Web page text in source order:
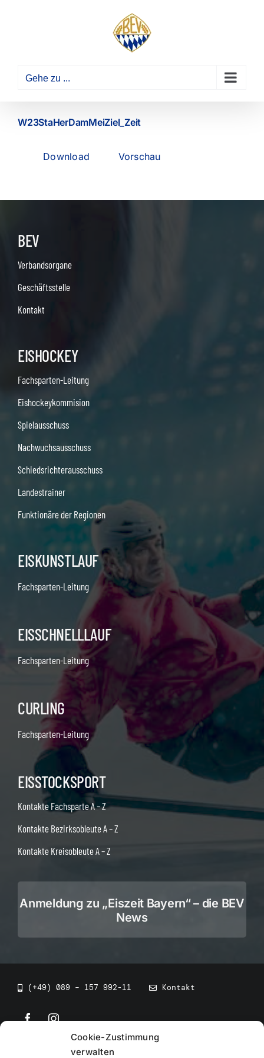
Cookie-Zustimmung
verwalten
Gehe zu ...
W23StaHerDamMeiZiel_Zeit
Download Vorschau
BEV
Verbandsorgane
Geschäftsstelle
Kontakt
EISHOCKEY
Fachsparten-Leitung
Eishockeykommision
Spielausschuss
Nachwuchsausschuss
Schiedsrichterausschuss
Landestrainer
Funktionäre der Regionen
EISKUNSTLAUF
Fachsparten-Leitung
EISSCHNELLLAUF
Fachsparten-Leitung
CURLING
Fachsparten-Leitung
EISSTOCKSPORT
Kontakte Fachsparte A – Z
Kontakte Bezirksobleute A – Z
Kontakte Kreisobleute A – Z
Anmeldung zu „Eiszeit Bayern“ – die BEV
News
(+49) 089 – 157 992-11 Kontakt
• BEV Bayerischer Eissportverband